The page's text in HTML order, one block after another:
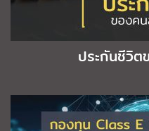
ประกันชีวิต